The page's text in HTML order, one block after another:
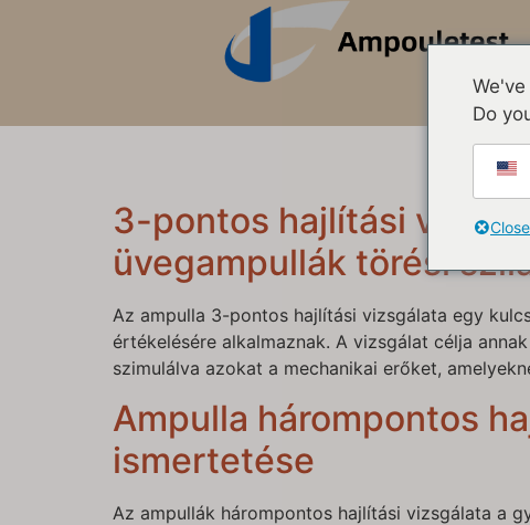
3-pontos hajlítási
üvegampullák törési
Az ampulla 3-pontos hajlítási vizsgálata egy
értékelésére alkalmaznak. A vizsgálat célja
szimulálva azokat a mechanikai erőket,
Ampulla hárompontos
ismertetése
Az ampullák hárompontos hajlítási vizsgálata a
Do